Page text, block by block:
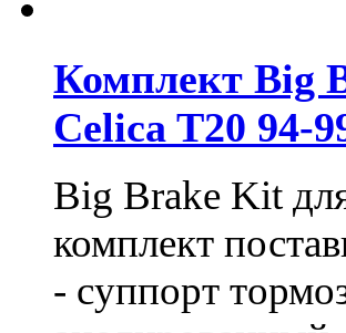
Комплект Big
Celica T20 94-
Big Brake Kit
комплект
- суппорт